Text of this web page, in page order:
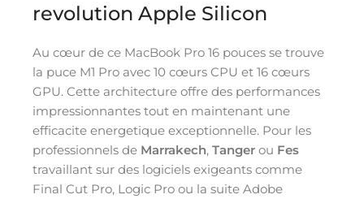
revolution Apple Silicon
Au cœur de ce MacBook Pro 16 pouces se trouve
la puce M1 Pro avec 10 cœurs CPU et 16 cœurs
GPU. Cette architecture offre des performances
impressionnantes tout en maintenant une
efficacite energetique exceptionnelle. Pour les
professionnels de Marrakech, Tanger ou Fes
travaillant sur des logiciels exigeants comme
Final Cut Pro, Logic Pro ou la suite Adobe